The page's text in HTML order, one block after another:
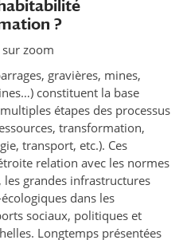
?
zoom
gravières, mines,
constituent la base
étapes des processus
transformation,
transport, etc.). Ces
relation avec les normes
les grandes infrastructures
dans les
sociaux, politiques et
Longtemps présentées